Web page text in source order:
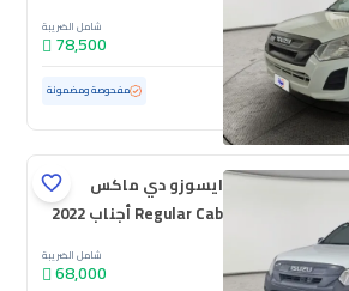
شامل الضريبة
78,500
مفحوصة ومضمونة
ايسوزو دي ماكس
Regular Cab أجناب 2022
شامل الضريبة
68,000